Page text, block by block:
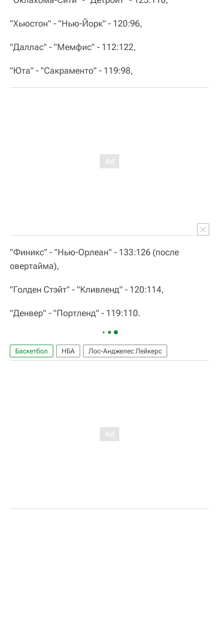
"Хьюстон" - "Нью-Йорк" - 120:96,
"Даллас" - "Мемфис" - 112:122,
"Юта" - "Сакраменто" - 119:98,
"Финикс" - "Нью-Орлеан" - 133:126 (после
овертайма),
"Голден Стэйт" - "Кливленд" - 120:114,
"Денвер" - "Портленд" - 119:110.
Баскетбол НБА Лос-Анджелес Лейкерс